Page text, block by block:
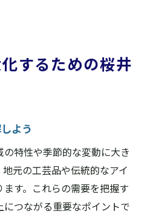
するための桜井
よう
特性や季節的な変動に大き
元の工芸品や伝統的なアイ
す。これらの需要を把握す
つながる重要なポイントで